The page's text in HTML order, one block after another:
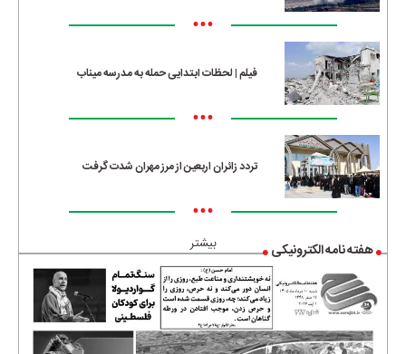
•••
فیلم | لحظات ابتدایی حمله به مدرسه میناب
•••
تردد زائران اربعین از مرز مهران شدت گرفت
•••
بیشتر هفته نامه الکترونیکی